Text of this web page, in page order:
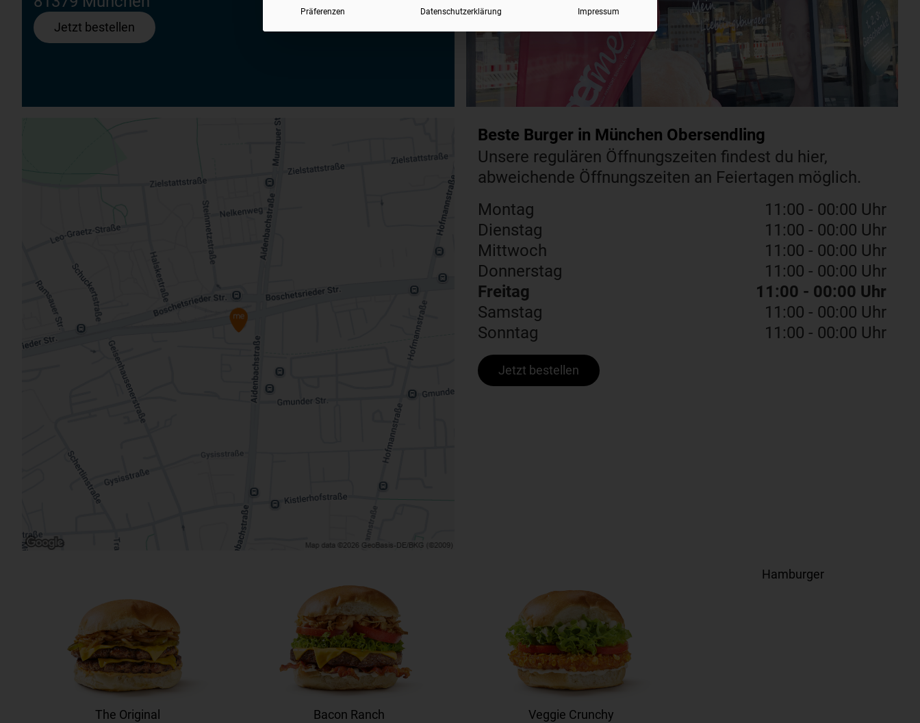
Jetzt bestellen
Beste Burger in München Obersendling
Unsere regulären Öffnungszeiten findest du hier,
abweichende Öffnungszeiten an Feiertagen möglich.
Montag
11:00 - 00:00 Uhr
Dienstag
11:00 - 00:00 Uhr
Mittwoch
11:00 - 00:00 Uhr
Donnerstag
11:00 - 00:00 Uhr
Freitag
11:00 - 00:00 Uhr
Samstag
11:00 - 00:00 Uhr
Sonntag
11:00 - 00:00 Uhr
Jetzt bestellen
The Original Bacon Ranch Veggie Crunchy
Hamburger
Präferenzen Datenschutzerklärung Impressum